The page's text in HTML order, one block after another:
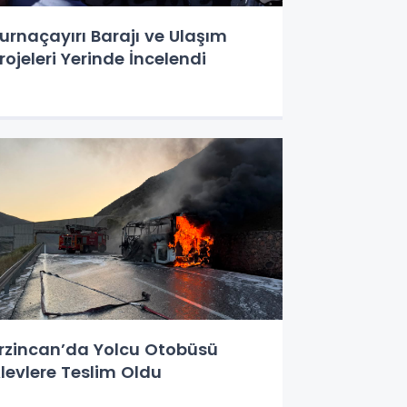
Barajı ve Ulaşım
Yerinde İncelendi
Yolcu Otobüsü
Teslim Oldu